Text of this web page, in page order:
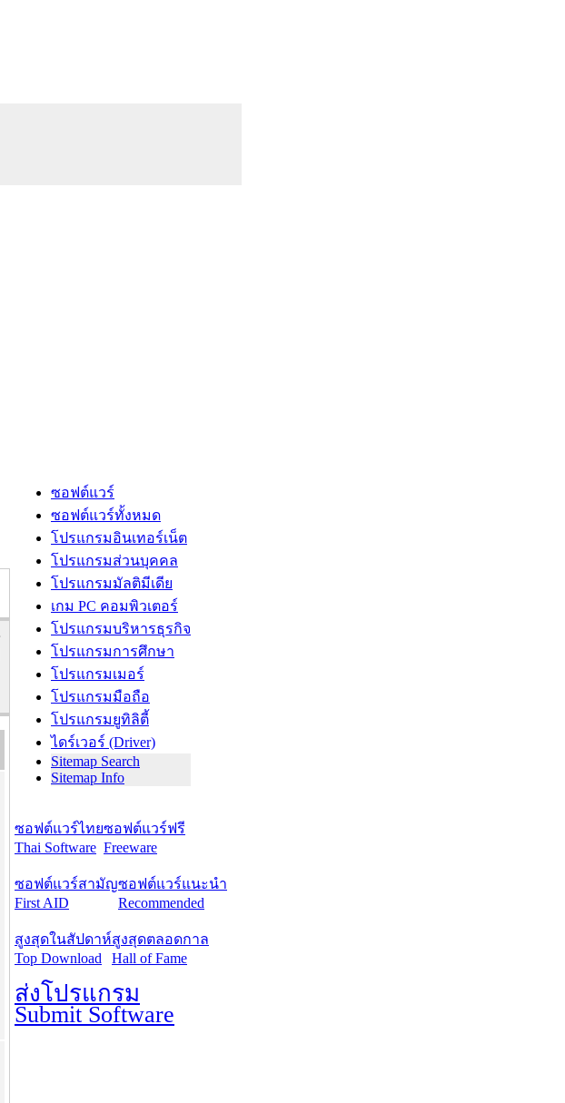
ซอฟต์แวร์
ซอฟต์แวร์ทั้งหมด
โปรแกรมอินเทอร์เน็ต
โปรแกรมส่วนบุคคล
โปรแกรมมัลติมีเดีย
เกม PC คอมพิวเตอร์
โปรแกรมบริหารธุรกิจ
โปรแกรมการศึกษา
โปรแกรมเมอร์
โปรแกรมมือถือ
โปรแกรมยูทิลิตี้
ไดร์เวอร์ (Driver)
Sitemap Search
Sitemap Info
ซอฟต์แวร์ไทย
Thai Software
ซอฟต์แวร์ฟรี
Freeware
ซอฟต์แวร์สามัญ
First AID
ซอฟต์แวร์แนะนำ
Recommended
สูงสุดในสัปดาห์
Top Download
สูงสุดตลอดกาล
Hall of Fame
ส่งโปรแกรม
Submit Software